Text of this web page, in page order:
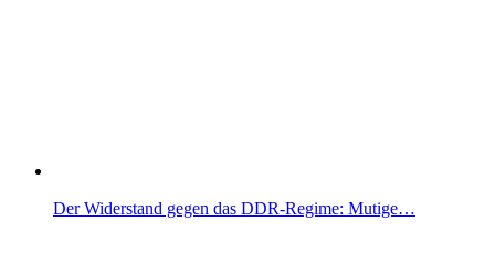
Der Widerstand gegen das DDR-Regime: Mutige…